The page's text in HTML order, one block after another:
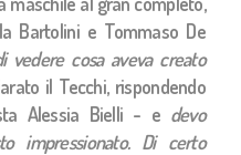
Bartolini e Tommaso De
vedere cosa aveva creato
il Tecchi, rispondendo
Alessia Bielli - edevo
impressionato. Di certo